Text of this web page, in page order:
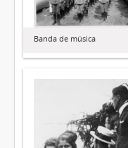
Banda de música